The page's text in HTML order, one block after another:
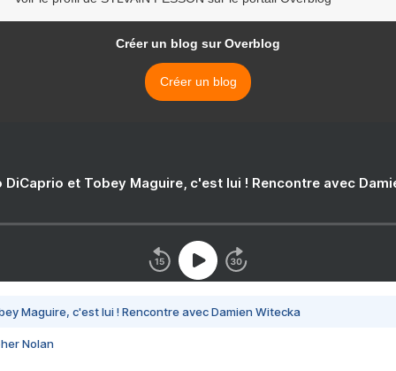
Créer un blog sur Overblog
Créer un blog
DiCaprio et Tobey Maguire, c'est lui ! Rencontre avec
Maguire, c'est lui ! Rencontre avec Damien Witecka
Nolan